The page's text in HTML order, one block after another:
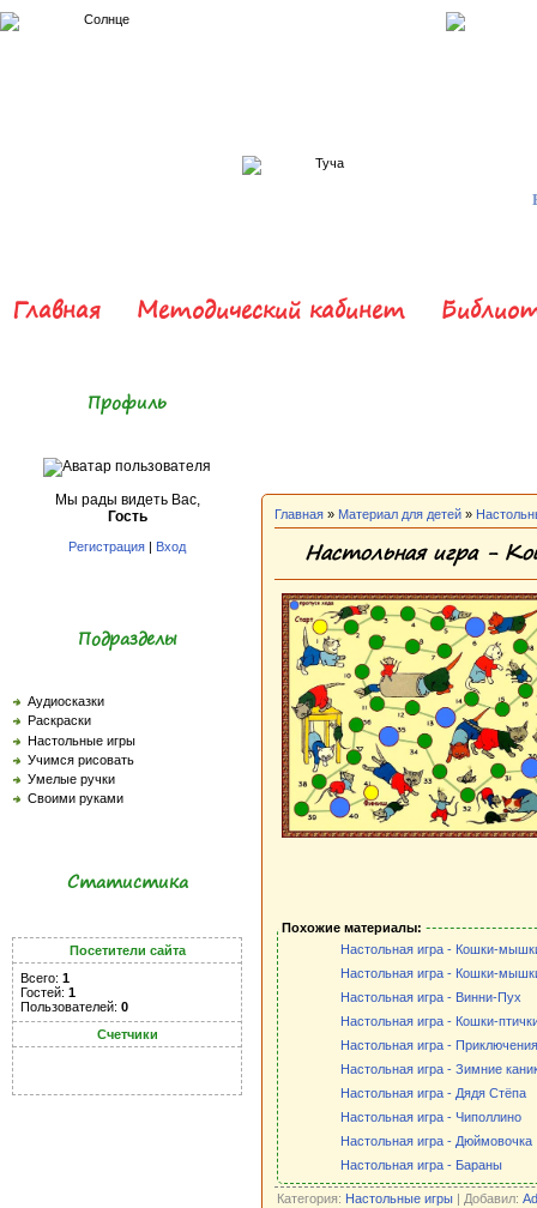
Главная Методический кабинет
Профиль
Мы рады видеть Вас,
Гость
Регистрация | Вход
Подразделы
Аудиосказки
Раскраски
Настольные игры
Учимся рисовать
Умелые ручки
Своими руками
Статистика
Посетители сайта
Всего: 1
Гостей: 1
Пользователей: 0
Счетчики
Главная » Материал для детей »
Настольная игра -
Похожие материалы:
Настольная игра - Кошки-
Настольная игра - Кошки-
Настольная игра - Винни-Пух
Настольная игра - Кошки-
Настольная игра -
Настольная игра - Зимние
Настольная игра - Дядя Стёпа
Настольная игра - Чиполлино
Настольная игра - Дюймовочка
Настольная игра - Бараны
Категория: Настольные игры | Добавил: